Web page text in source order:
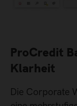
ProCredit
Klarheit
Die Corporate